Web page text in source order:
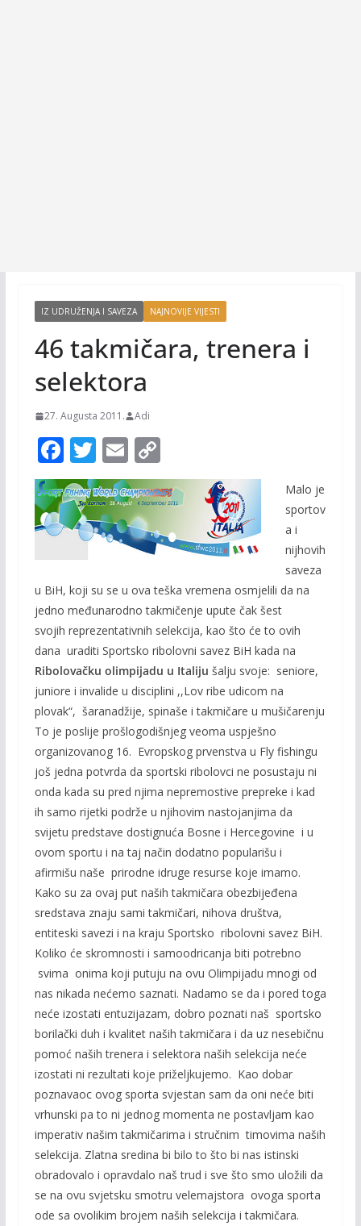
IZ UDRUŽENJA I SAVEZA NAJNOVIJE VIJESTI
46 takmičara, trenera i
selektora
27. Augusta 2011. Adi
F
ac
e
b
o
o
k
T
w
itt
er
E
m
ai
l
C
o
p
y
Li
n
k
Malo je
sportov
a i
nijhovih
saveza
u BiH, koji su se u ova teška vremena osmjelili da na
jedno međunarodno takmičenje upute čak šest
svojih reprezentativnih selekcija, kao što će to ovih
dana uraditi Sportsko ribolovni savez BiH kada na
Ribolovačku olimpijadu u Italiju šalju svoje: seniore,
juniore i invalide u disciplini ,,Lov ribe udicom na
plovak“, šaranadžije, spinaše i takmičare u mušičarenju
To je poslije prošlogodišnjeg veoma uspješno
organizovanog 16. Evropskog prvenstva u Fly fishingu
još jedna potvrda da sportski ribolovci ne posustaju ni
onda kada su pred njima nepremostive prepreke i kad
ih samo rijetki podrže u njihovim nastojanjima da
svijetu predstave dostignuća Bosne i Hercegovine i u
ovom sportu i na taj način dodatno popularišu i
afirmišu naše prirodne idruge resurse koje imamo.
Kako su za ovaj put naših takmičara obezbijeđena
sredstava znaju sami takmičari, nihova društva,
entiteski savezi i na kraju Sportsko ribolovni savez BiH.
Koliko će skromnosti i samoodricanja biti potrebno
svima onima koji putuju na ovu Olimpijadu mnogi od
nas nikada nećemo saznati. Nadamo se da i pored toga
neće izostati entuzijazam, dobro poznati naš sportsko
borilački duh i kvalitet naših takmičara i da uz nesebičnu
pomoć naših trenera i selektora naših selekcija neće
izostati ni rezultati koje priželjkujemo. Kao dobar
poznavaoc ovog sporta svjestan sam da oni neće biti
vrhunski pa to ni jednog momenta ne postavljam kao
imperativ našim takmičarima i stručnim timovima naših
selekcija. Zlatna sredina bi bilo to što bi nas istinski
obradovalo i opravdalo naš trud i sve što smo uložili da
se na ovu svjetsku smotru velemajstora ovoga sporta
ode sa ovolikim brojem naših selekcija i takmičara.